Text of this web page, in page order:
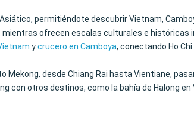
permitiéndote descubrir Vietnam,
ofrecen escalas culturales e históricas
ycrucero en Camboya, conectando Ho
Mekong, desde Chiang Rai hasta Vientiane,
con otros destinos, como la bahía de Halong